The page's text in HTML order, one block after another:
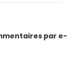
par e-